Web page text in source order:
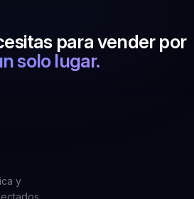
para vender por
solo lugar.
y